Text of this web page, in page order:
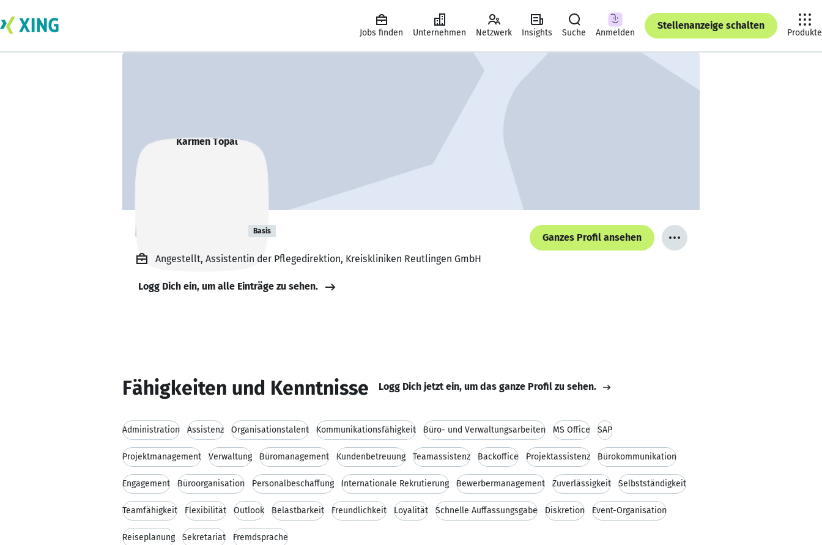
Jobs finden Unternehmen Netzwerk Insights Suche Anmelden
Stellenanzeige schalten
Produkte
Karmen Topal Basis
Ganzes Profil ansehen
Angestellt, Assistentin der Pflegedirektion, Kreiskliniken Reutlingen GmbH
Logg Dich ein, um alle Einträge zu sehen.
Fähigkeiten und Kenntnisse Logg Dich jetzt ein, um das ganze Profil zu sehen.
Administration Assistenz Organisationstalent Kommunikationsfähigkeit Büro- und Verwaltungsarbeiten MS Office SAP
Projektmanagement Verwaltung Büromanagement Kundenbetreuung Teamassistenz Backoffice Projektassistenz Bürokommunikation
Engagement Büroorganisation Personalbeschaffung Internationale Rekrutierung Bewerbermanagement Zuverlässigkeit Selbstständigkeit
Teamfähigkeit Flexibilität Outlook Belastbarkeit Freundlichkeit Loyalität Schnelle Auffassungsgabe Diskretion Event-Organisation
Reiseplanung Sekretariat Fremdsprache